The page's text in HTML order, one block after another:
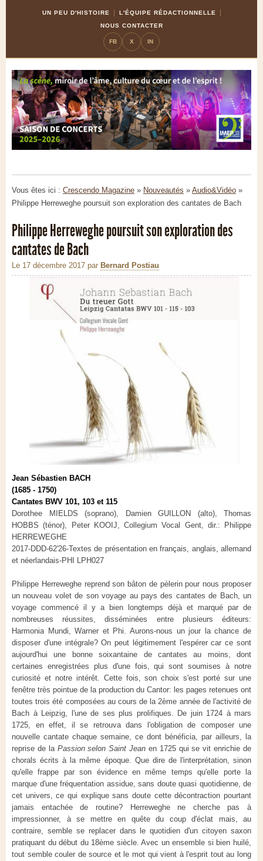
UN PEU D'HISTOIRE
L'ÉQUIPE RÉDACTIONNELLE
NOUS CONTACTER
FB X IN
Vous êtes ici : Crescendo Magazine » Nouveautés » Audio&Vidéo »
Philippe Herreweghe poursuit son exploration des cantates de Bach
Philippe Herreweghe poursuit son exploration des
cantates de Bach
Le 17 décembre 2017 par Bernard Postiau
Jean Sébastien BACH
(1685 - 1750)
Cantates BWV 101, 103 et 115
Dorothee MIELDS (soprano), Damien GUILLON (alto), Thomas
HOBBS (ténor), Peter KOOIJ, Collegium Vocal Gent, dir.: Philippe
HERREWEGHE
2017-DDD-62'26-Textes de présentation en français, anglais, allemand
et néerlandais-PHI LPH027
Philippe Herreweghe reprend son bâton de pèlerin pour nous proposer
un nouveau volet de son voyage au pays des cantates de Bach, un
voyage commencé il y a bien longtemps déjà et marqué par de
nombreuses réussites, disséminées entre plusieurs éditeurs:
Harmonia Mundi, Warner et Phi. Aurons-nous un jour la chance de
disposer d'une intégrale? On peut légitimement l'espérer car ce sont
aujourd'hui une bonne soixantaine de cantates au moins, dont
certaines enregistrées plus d'une fois, qui sont soumises à notre
curiosité et notre intérêt. Cette fois, son choix s'est porté sur une
fenêtre très pointue de la production du Cantor: les pages retenues ont
toutes trois été composées au cours de la 2ème année de l'activité de
Bach à Leipzig, l'une de ses plus prolifiques. De juin 1724 à mars
1725, en effet, il se retrouva dans l'obligation de composer une
nouvelle cantate chaque semaine, ce dont bénéficia, par ailleurs, la
reprise de la Passion selon Saint Jean en 1725 qui se vit enrichie de
chorals écrits à la même époque. Que dire de l'interprétation, sinon
qu'elle frappe par son évidence en même temps qu'elle porte la
marque d'une fréquentation assidue, sans doute quasi quotidienne, de
cet univers, ce qui explique sans doute cette décontraction pourtant
jamais entachée de routine? Herreweghe ne cherche pas à
impressionner, à se mettre en quête du coup d'éclat mais, au
contraire, semble se replacer dans le quotidien d'un citoyen saxon
pratiquant du début du 18ème siècle. Avec un ensemble si bien huilé,
tout semble couler de source et le mot qui vient à l'esprit tout au long